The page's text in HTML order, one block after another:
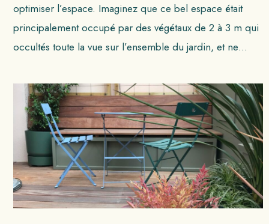
optimiser l’espace. Imaginez que ce bel espace était
principalement occupé par des végétaux de 2 à 3 m qui
occultés toute la vue sur l’ensemble du jardin, et ne…